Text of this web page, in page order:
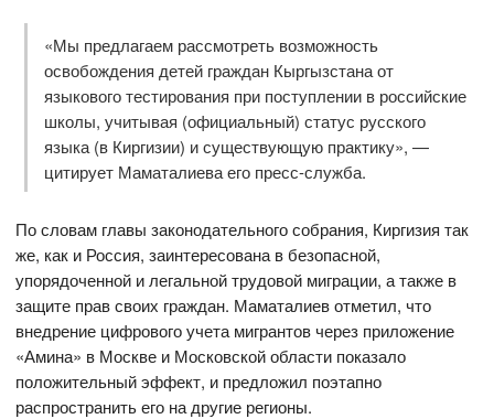
«Мы предлагаем рассмотреть возможность
освобождения детей граждан Кыргызстана от
языкового тестирования при поступлении в российские
школы, учитывая (официальный) статус русского
языка (в Киргизии) и существующую практику», —
цитирует Маматалиева его пресс-служба.
По словам главы законодательного собрания, Киргизия так
же, как и Россия, заинтересована в безопасной,
упорядоченной и легальной трудовой миграции, а также в
защите прав своих граждан. Маматалиев отметил, что
внедрение цифрового учета мигрантов через приложение
«Амина» в Москве и Московской области показало
положительный эффект, и предложил поэтапно
распространить его на другие регионы.